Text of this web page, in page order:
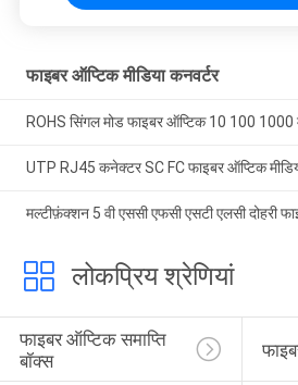
फाइबर ऑप्टिक मीडिया कनवर्टर
ROHS सिंगल मोड फाइबर ऑप्टिक 10 100 1000
UTP RJ45 कनेक्टर SC FC फाइबर ऑप्टिक
मल्टीफ़ंक्शन 5 वी एससी एफसी एसटी एलसी दोहरी
लोकप्रिय श्रेणियां
फाइबर ऑप्टिक समाप्ति
बॉक्स